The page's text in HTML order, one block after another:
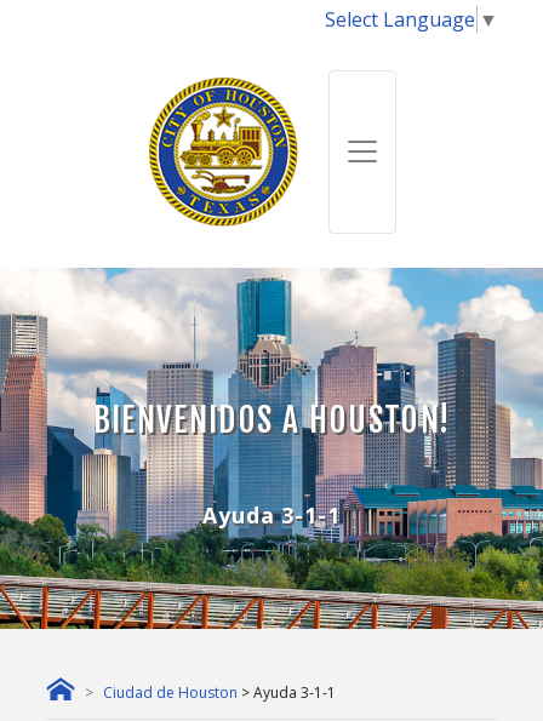
Select Language ▼
BIENVENIDOS A HOUSTON!
Ayuda 3-1-1
Ciudad de Houston > Ayuda 3-1-1